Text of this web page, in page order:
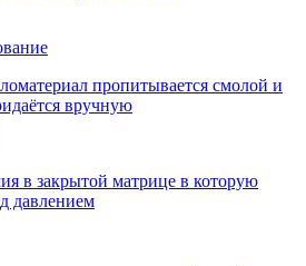
пропитывается смолой и
вручную
в закрытой матрице в которую
давлением